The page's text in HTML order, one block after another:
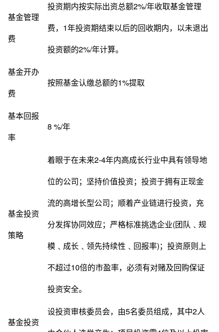
基金管理
费
投资期内按实际出资总额2%/年收取基金管理
费，1年投资期结束以后的回收期内，以未退出
投资额的2%/年计算。
基金开办
费
按照基金认缴总额的1%提取
基本回报
率
8 %/年
基金投资
策略
着眼于在未来2-4年内高成长行业中具有领导地
位的公司；坚持价值投资；投资于拥有正现金
流的高增长型公司；顺着产业链进行投资，充
分发挥协同效应；严格标准挑选企业(团队﹑规
模﹑成长﹑领先持续性﹑回报率)；投资原则上
不超过10倍的市盈率，必须有对赌及回购保证
投资安全。
基金投资
设投资审核委员会，由5名委员组成，其中2人